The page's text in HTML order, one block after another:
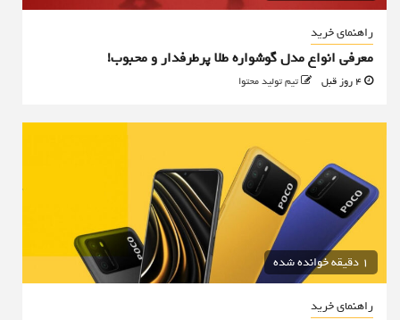
راهنمای خرید
معرفی انواع مدل گوشواره طلا پرطرفدار و محبوب!
تیم تولید محتوا
1 دقیقه خوانده شده
راهنمای خرید